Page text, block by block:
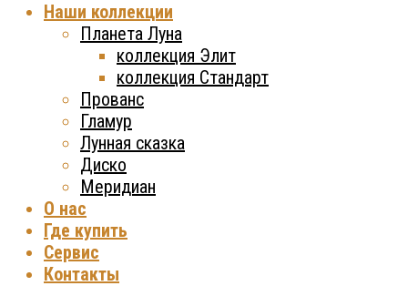
Наши коллекции
Планета Луна
коллекция Элит
коллекция Стандарт
Прованс
Гламур
Лунная сказка
Диско
Меридиан
О нас
Где купить
Сервис
Контакты